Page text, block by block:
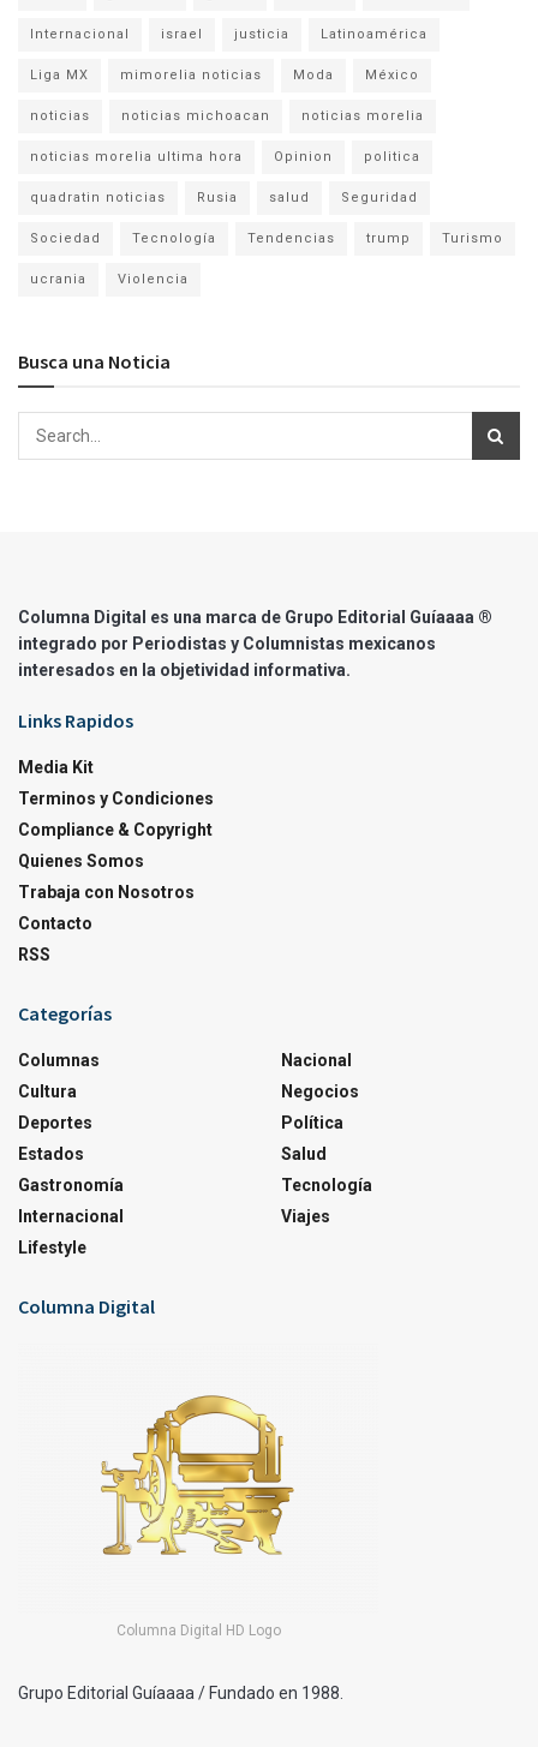
Internacional israel justicia Latinoamérica
Liga MX mimorelia noticias Moda México
noticias noticias michoacan noticias morelia
noticias morelia ultima hora Opinion politica
quadratin noticias Rusia salud Seguridad
Sociedad Tecnología Tendencias trump Turismo
ucrania Violencia
Busca una Noticia
Columna Digital es una marca de Grupo Editorial Guíaaaa ®
integrado por Periodistas y Columnistas mexicanos
interesados en la objetividad informativa.
Links Rapidos
Media Kit
Terminos y Condiciones
Compliance & Copyright
Quienes Somos
Trabaja con Nosotros
Contacto
RSS
Categorías
Columnas
Cultura
Deportes
Estados
Gastronomía
Internacional
Lifestyle
Nacional
Negocios
Política
Salud
Tecnología
Viajes
Columna Digital
Columna Digital HD Logo
Grupo Editorial Guíaaaa / Fundado en 1988.